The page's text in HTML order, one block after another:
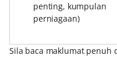
penting, kumpulan
perniagaan)
Sila baca maklumat penuh